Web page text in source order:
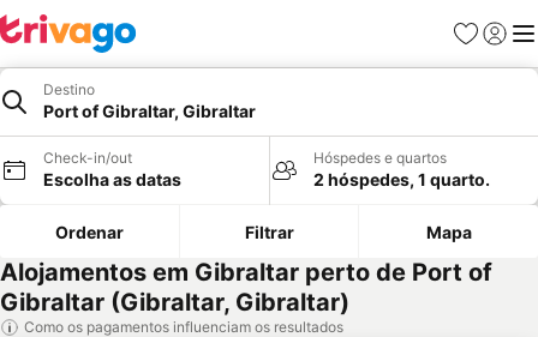
Favoritos
Iniciar
Destino
Port of Gibraltar, Gibraltar
Check-in/out
Escolha as datas
Hóspedes e quartos
2 hóspedes, 1 quarto.
Ordenar Filtrar Mapa
Alojamentos em Gibraltar perto de Port of
Gibraltar (Gibraltar, Gibraltar)
Como os pagamentos influenciam os resultados